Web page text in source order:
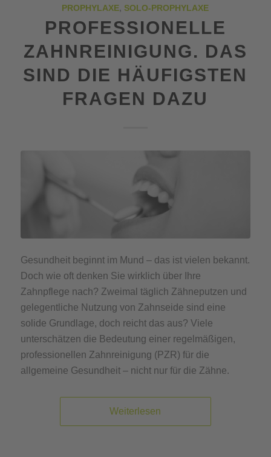
PROPHYLAXE,SOLO-PROPHYLAXE
PROFESSIONELLE
ZAHNREINIGUNG. DAS
SIND DIE HÄUFIGSTEN
FRAGEN DAZU
Gesundheit beginnt im Mund – das ist vielen bekannt.
Doch wie oft denken Sie wirklich über Ihre
Zahnpflege nach? Zweimal täglich Zähneputzen und
gelegentliche Nutzung von Zahnseide sind eine
solide Grundlage, doch reicht das aus? Viele
unterschätzen die Bedeutung einer regelmäßigen,
professionellen Zahnreinigung (PZR) für die
allgemeine Gesundheit – nicht nur für die Zähne.
Weiterlesen